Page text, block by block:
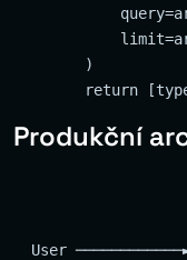
        )
Produkční
User